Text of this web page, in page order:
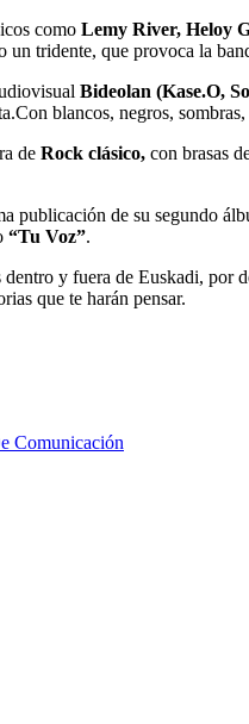
como Lemy River, Heloy
un tridente, que provoca la
Bideolan (Kase.O,
blancos, negros,
de Rock clásico, con brasas
publicación de su segundo
“Tu Voz”.
dentro y fuera de Euskadi, por
que te harán pensar.
Comunicación